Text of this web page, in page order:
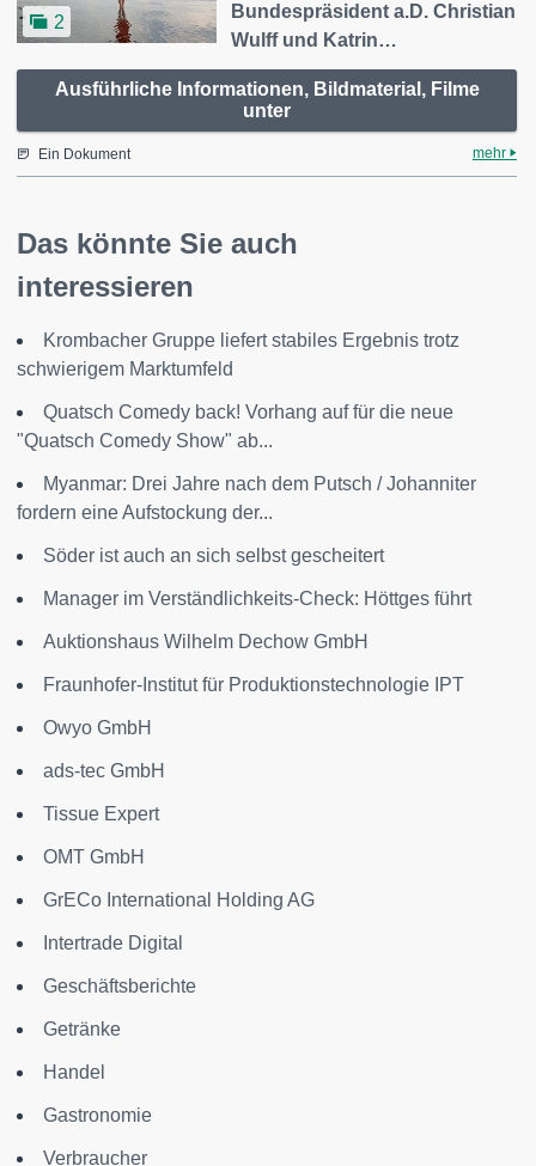
2
Bundespräsident a.D. Christian
Wulff und Katrin…
Ausführliche Informationen, Bildmaterial, Filme
unter
Ein Dokument mehr
Das könnte Sie auch
interessieren
Krombacher Gruppe liefert stabiles Ergebnis trotz
schwierigem Marktumfeld
Quatsch Comedy back! Vorhang auf für die neue
"Quatsch Comedy Show" ab...
Myanmar: Drei Jahre nach dem Putsch / Johanniter
fordern eine Aufstockung der...
Söder ist auch an sich selbst gescheitert
Manager im Verständlichkeits-Check: Höttges führt
Auktionshaus Wilhelm Dechow GmbH
Fraunhofer-Institut für Produktionstechnologie IPT
Owyo GmbH
ads-tec GmbH
Tissue Expert
OMT GmbH
GrECo International Holding AG
Intertrade Digital
Geschäftsberichte
Getränke
Handel
Gastronomie
Verbraucher